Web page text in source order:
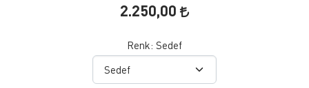
2.250,00
Renk: Sedef